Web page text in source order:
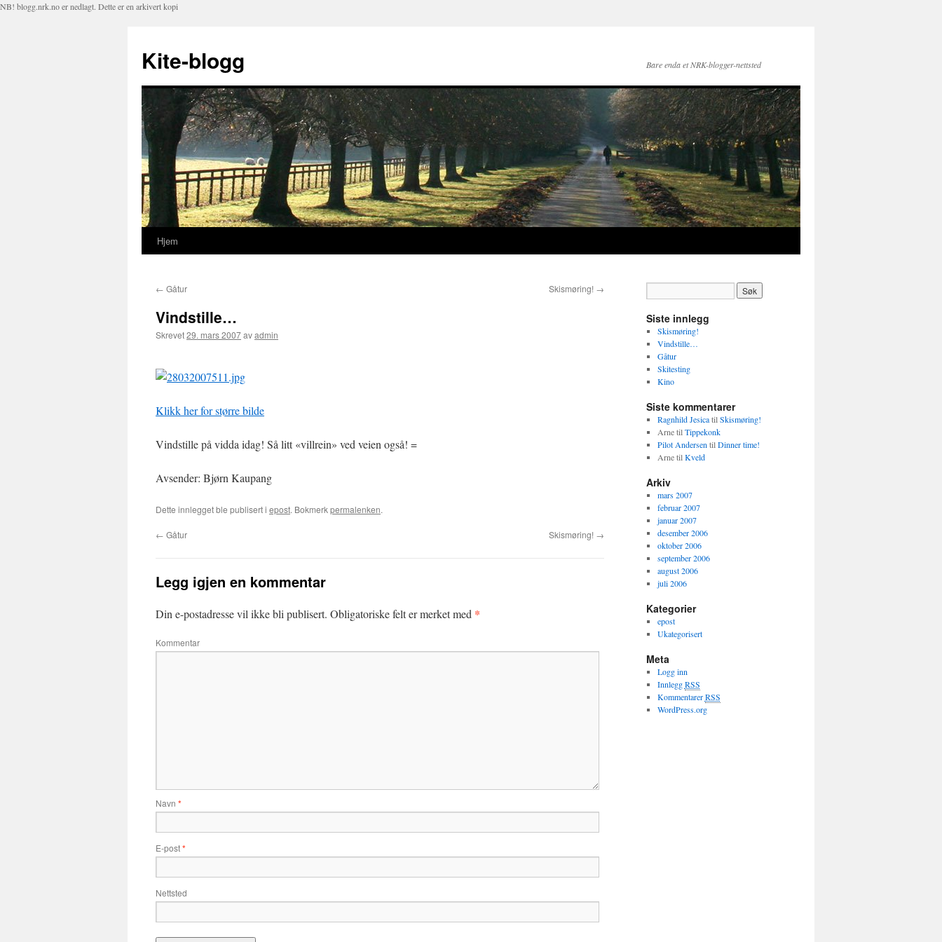
NB! blogg.nrk.no er nedlagt. Dette er en arkivert kopi
Kite-blogg Bare enda et NRK-blogger-nettsted
Hopp
innhold
Hjem
← Gåtur Skismøring! →
Vindstille…
Skrevet29. mars 2007avadmin
Klikk her for større bilde
Vindstille på vidda idag! Så litt «villrein» ved veien også! =
Avsender: Bjørn Kaupang
Dette innlegget ble publisert i epost. Bokmerkpermalenken.
← Gåtur Skismøring! →
Legg igjen en kommentar
Din e-postadresse vil ikke bli publisert. Obligatoriske felt er merket med *
Kommentar
Navn *
E-post*
Nettsted
Siste innlegg
Skismøring!
Vindstille…
Gåtur
Skitesting
Kino
Siste kommentarer
Ragnhild JesicatilSkismøring!
ArnetilTippekonk
Pilot Andersen tilDinner time!
ArnetilKveld
Arkiv
mars 2007
februar 2007
januar 2007
desember 2006
oktober 2006
september 2006
august 2006
juli 2006
Kategorier
epost
Ukategorisert
Meta
Logg inn
InnleggRSS
KommentarerRSS
WordPress.org